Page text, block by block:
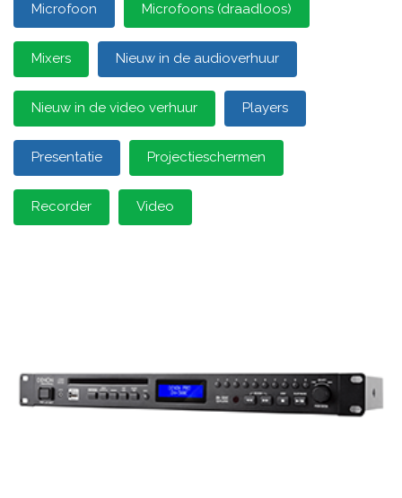
Microfoon Microfoons (draadloos)
Mixers Nieuw in de audioverhuur
Nieuw in de video verhuur Players
Presentatie Projectieschermen
Recorder Video